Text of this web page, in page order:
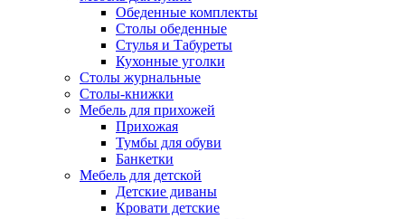
Обеденные комплекты
Столы обеденные
Стулья и Табуреты
Кухонные уголки
Столы журнальные
Столы-книжки
Мебель для прихожей
Прихожая
Тумбы для обуви
Банкетки
Мебель для детской
Детские диваны
Кровати детские